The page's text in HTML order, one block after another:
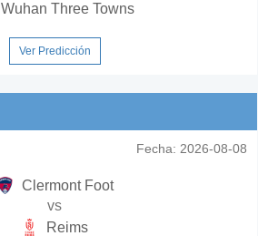
Wuhan Three Towns
Ver Predicción
Fecha: 2026-08-08
Clermont Foot
vs
Reims